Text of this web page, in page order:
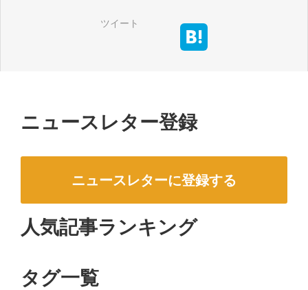
ツイート
ニュースレター登録
ニュースレターに登録する
人気記事ランキング
タグ一覧